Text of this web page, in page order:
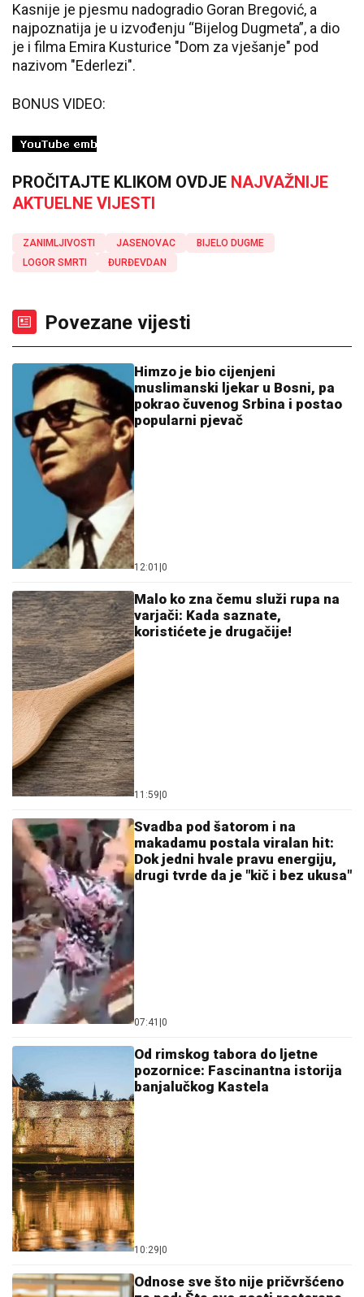
Kasnije je pjesmu nadogradio Goran Bregović, a
najpoznatija je u izvođenju “Bijelog Dugmeta”, a dio
je i filma Emira Kusturice "Dom za vješanje" pod
nazivom "Ederlezi".
BONUS VIDEO:
PROČITAJTE KLIKOM OVDJE NAJVAŽNIJE
AKTUELNE VIJESTI
ZANIMLJIVOSTI JASENOVAC
BIJELO DUGME
LOGOR SMRTI
ĐURĐEVDAN
Povezane vijesti
Himzo je bio cijenjeni
muslimanski ljekar u Bosni, pa
pokrao čuvenog Srbina i postao
popularni pjevač
12:01 |0
Malo ko zna čemu služi rupa na
varjači: Kada saznate,
koristićete je drugačije!
11:59|0
Svadba pod šatorom i na
makadamu postala viralan hit:
Dok jedni hvale pravu energiju,
drugi tvrde da je "kič i bez ukusa"
07:41 |0
Od rimskog tabora do ljetne
pozornice: Fascinantna istorija
banjalučkog Kastela
10:29|0
Odnose sve što nije pričvršćeno